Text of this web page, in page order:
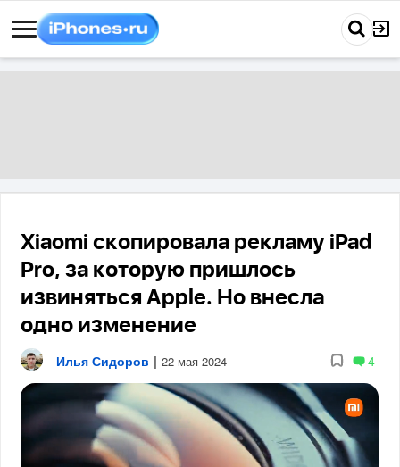
Xiaomi скопировала рекламу iPad
Pro, за которую пришлось
извиняться Apple. Но внесла
одно изменение
Илья Сидоров | 22 мая 2024 4